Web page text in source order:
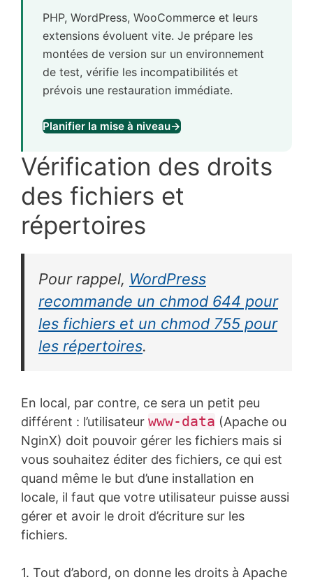
PHP, WordPress, WooCommerce et leurs
extensions évoluent vite. Je prépare les
montées de version sur un environnement
de test, vérifie les incompatibilités et
prévois une restauration immédiate.
Planifier la mise à niveau→
Vérification des droits
des fichiers et
répertoires
Pour rappel, WordPress
recommande un chmod 644 pour
les fichiers et un chmod 755 pour
les répertoires.
En local, par contre, ce sera un petit peu
différent : l’utilisateur www-data (Apache ou
NginX) doit pouvoir gérer les fichiers mais si
vous souhaitez éditer des fichiers, ce qui est
quand même le but d’une installation en
locale, il faut que votre utilisateur puisse aussi
gérer et avoir le droit d’écriture sur les
fichiers.
1. Tout d’abord, on donne les droits à Apache